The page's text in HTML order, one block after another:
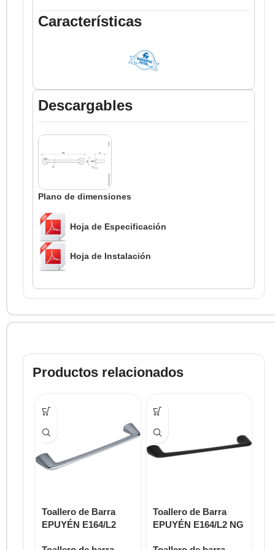
Características
Descargables
Plano de dimensiones
Hoja de Especificación
Hoja de Instalación
Productos relacionados
Toallero de Barra
EPUYÉN E164/L2
Toallero de Barra
EPUYÉN E164/L2 NG